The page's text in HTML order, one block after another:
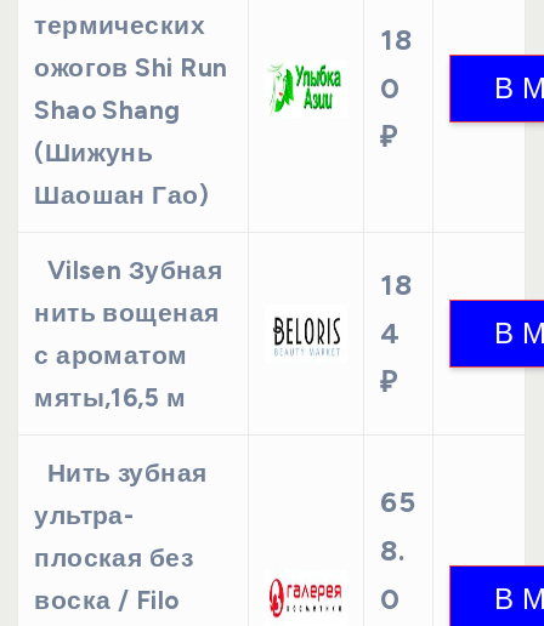
термических
ожогов Shi Run
Shao Shang
(Шижунь
Шаошан Гао)
18
0
₽
Vilsen Зубная
нить вощеная
с ароматом
мяты,16,5 м
18
4
₽
Нить зубная
ультра-
плоская без
воска / Filo
65
8.
0